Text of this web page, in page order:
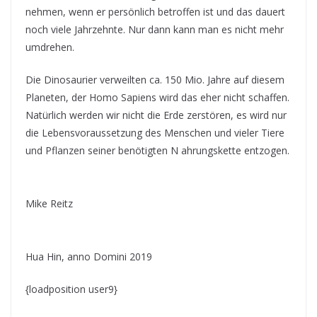
nehmen, wenn er persönlich betroffen ist und das dauert
noch viele Jahrzehnte. Nur dann kann man es nicht mehr
umdrehen.
Die Dinosaurier verweilten ca. 150 Mio. Jahre auf diesem
Planeten, der Homo Sapiens wird das eher nicht schaffen.
Natürlich werden wir nicht die Erde zerstören, es wird nur
die Lebensvoraussetzung des Menschen und vieler Tiere
und Pflanzen seiner benötigten N ahrungskette entzogen.
Mike Reitz
Hua Hin, anno Domini 2019
{loadposition user9}